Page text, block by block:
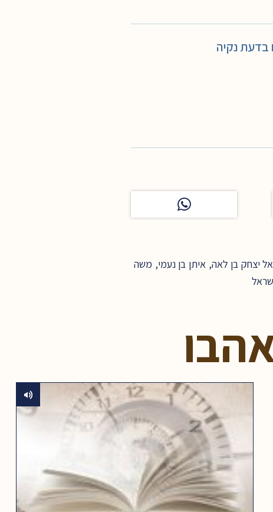
בדעת נקיה
יצחק בן לאה, איתן בן נעמי, משה